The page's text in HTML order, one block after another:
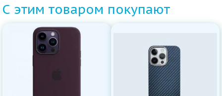
С этим товаром покупают